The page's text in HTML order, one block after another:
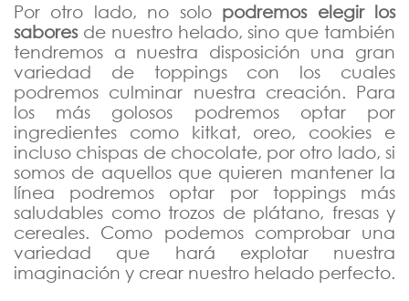
Por otro lado, no solo podremos elegir los
saboresde nuestro helado, sino que también
tendremos a nuestra disposición una gran
variedad de toppings con los cuales
podremos culminar nuestra creación. Para
los más golosos podremos optar por
ingredientes como kitkat, oreo, cookies e
incluso chispas de chocolate, por otro lado, si
somos de aquellos que quieren mantener la
línea podremos optar por toppings más
saludables como trozos de plátano, fresas y
cereales. Como podemos comprobar una
variedad que hará explotar nuestra
imaginación y crear nuestro helado perfecto.